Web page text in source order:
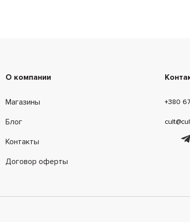
О компании
Магазины
Блог
Контакты
Договор оферты
+380